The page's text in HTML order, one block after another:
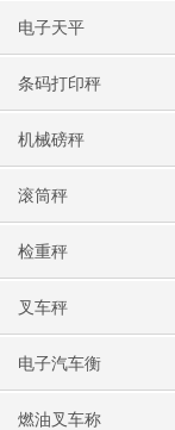
电子天平
条码打印秤
机械磅秤
滚筒秤
检重秤
叉车秤
电子汽车衡
燃油叉车称